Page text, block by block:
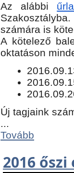
Az alábbi
számára is
​A kötelező
oktatáson
Új tagjaink
...
Tovább
2016